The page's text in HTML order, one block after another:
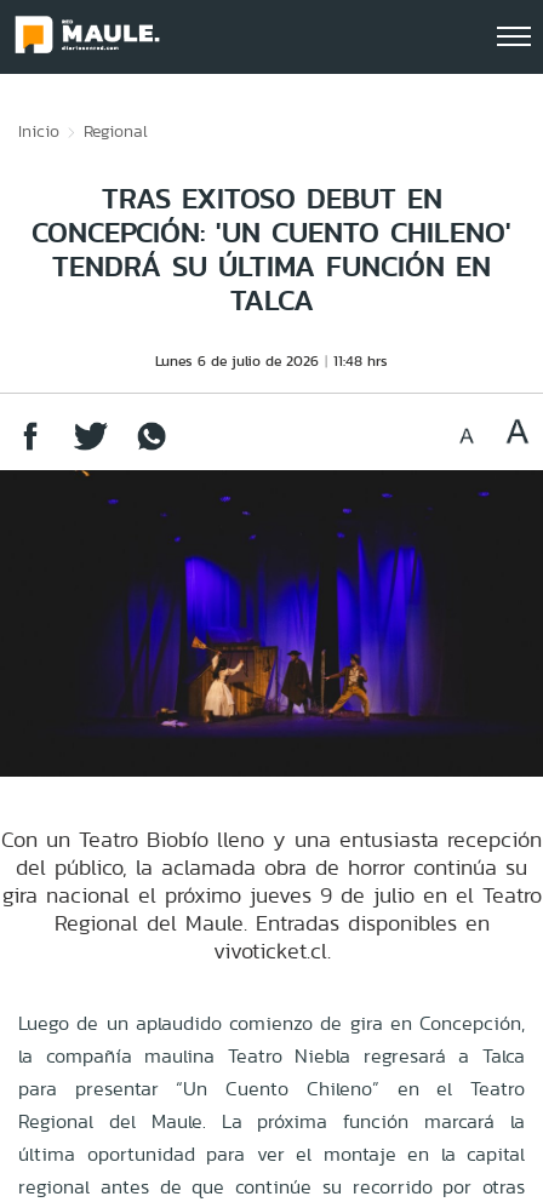
Inicio Regional
TRAS EXITOSO DEBUT EN
CONCEPCIÓN: 'UN CUENTO CHILENO'
TENDRÁ SU ÚLTIMA FUNCIÓN EN
TALCA
Lunes 6 de julio de 2026 11:48 hrs
Con un Teatro Biobío lleno y una entusiasta recepción
del público, la aclamada obra de horror continúa su
gira nacional el próximo jueves 9 de julio en el Teatro
Regional del Maule. Entradas disponibles en
vivoticket.cl.
Luego de un aplaudido comienzo de gira en Concepción,
la compañía maulina Teatro Niebla regresará a Talca
para presentar “Un Cuento Chileno” en el Teatro
Regional del Maule. La próxima función marcará la
última oportunidad para ver el montaje en la capital
regional antes de que continúe su recorrido por otras